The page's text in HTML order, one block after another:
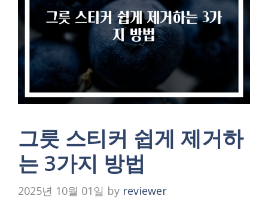
그릇 스티커 쉽게 제거하
는 3가지 방법
2025년 10월 01일 by reviewer